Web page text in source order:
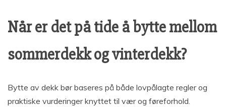
Når er det på tide å bytte mellom
sommerdekk og vinterdekk?
Bytte av dekk bør baseres på både lovpålagte regler og
praktiske vurderinger knyttet til vær og føreforhold.